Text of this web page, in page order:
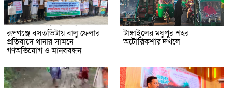
রূপগঞ্জে বসতভিটায় বালু ফেলার
প্রতিবাদে থানার সামনে
গণঅভিযোগ ও মানববন্ধন
টাঙ্গাইলের মধুপুর শহর
অটোরিকশার দখলে